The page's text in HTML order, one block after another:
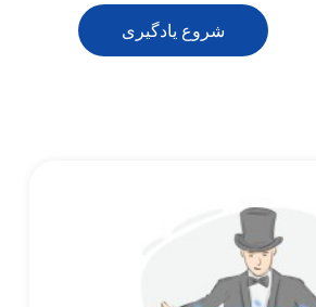
شروع یادگیری